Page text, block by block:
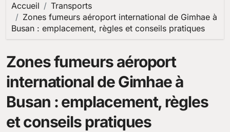
Accueil
Transports
Zones fumeurs aéroport international de Gimhae à
Busan : emplacement, règles et conseils pratiques
Zones fumeurs aéroport
international de Gimhae à
Busan : emplacement, règles
et conseils pratiques